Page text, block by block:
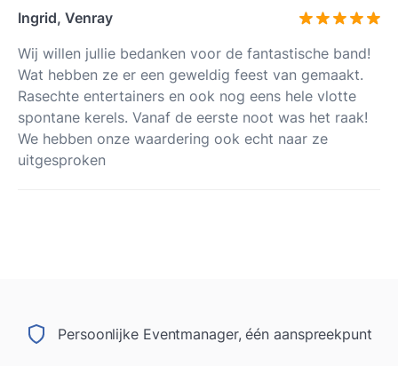
Ingrid, Venray
Wij willen jullie bedanken voor de fantastische band!
Wat hebben ze er een geweldig feest van gemaakt.
Rasechte entertainers en ook nog eens hele vlotte
spontane kerels. Vanaf de eerste noot was het raak!
We hebben onze waardering ook echt naar ze
uitgesproken
Persoonlijke Eventmanager, één aanspreekpunt